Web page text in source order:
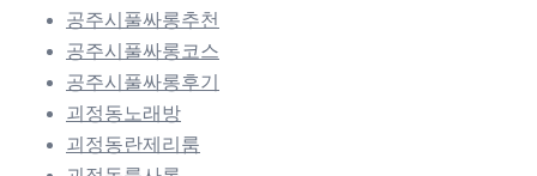
공주시풀싸롱추천
공주시풀싸롱코스
공주시풀싸롱후기
괴정동노래방
괴정동란제리룸